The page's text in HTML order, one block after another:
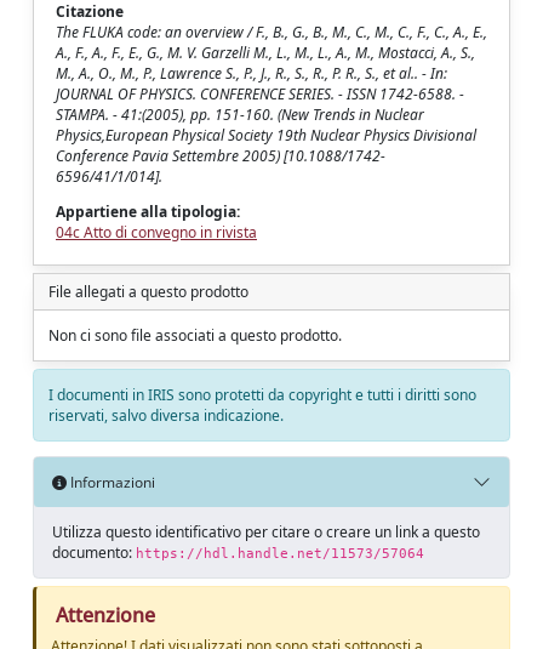
Citazione
The FLUKA code: an overview / F., B., G., B., M., C., M., C., F., C., A., E.,
A., F., A., F., E., G., M. V. Garzelli M., L., M., L., A., M., Mostacci, A., S.,
M., A., O., M., P., Lawrence S., P., J., R., S., R., P. R., S., et al.. - In:
JOURNAL OF PHYSICS. CONFERENCE SERIES. - ISSN 1742-6588. -
STAMPA. - 41:(2005), pp. 151-160. (New Trends in Nuclear
Physics,European Physical Society 19th Nuclear Physics Divisional
Conference Pavia Settembre 2005) [10.1088/1742-
6596/41/1/014].
Appartiene alla tipologia:
04c Atto di convegno in rivista
File allegati a questo prodotto
Non ci sono file associati a questo prodotto.
I documenti in IRIS sono protetti da copyright e tutti i diritti sono
riservati, salvo diversa indicazione.
Informazioni
Utilizza questo identificativo per citare o creare un link a questo
documento: https://hdl.handle.net/11573/57064
Attenzione